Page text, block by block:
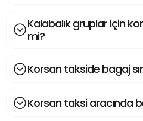
Kalabalık gruplar için
mi?
Korsan takside bagaj
Korsan taksi aracında